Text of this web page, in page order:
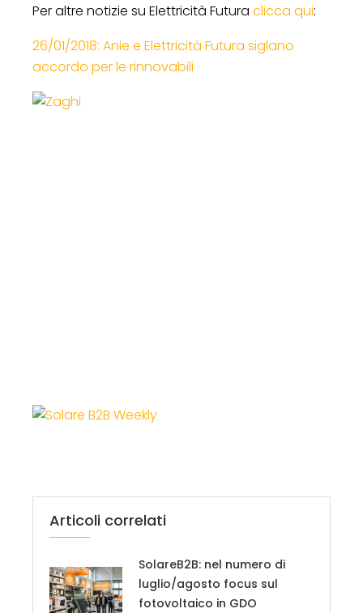
Per altre notizie su Elettricità Futura clicca qui:
26/01/2018: Anie e Elettricità Futura siglano
accordo per le rinnovabili
Articoli correlati
SolareB2B: nel numero di
luglio/agosto focus sul
fotovoltaico in GDO